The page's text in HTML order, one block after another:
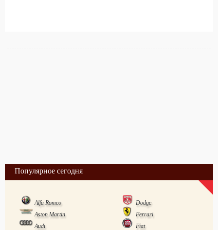
Популярное сегодня
Alfa Romeo
Dodge
Aston Martin
Ferrari
Audi
Fiat